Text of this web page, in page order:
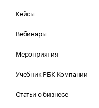
Кейсы
Вебинары
Мероприятия
Учебник РБК Компании
Статьи о бизнесе